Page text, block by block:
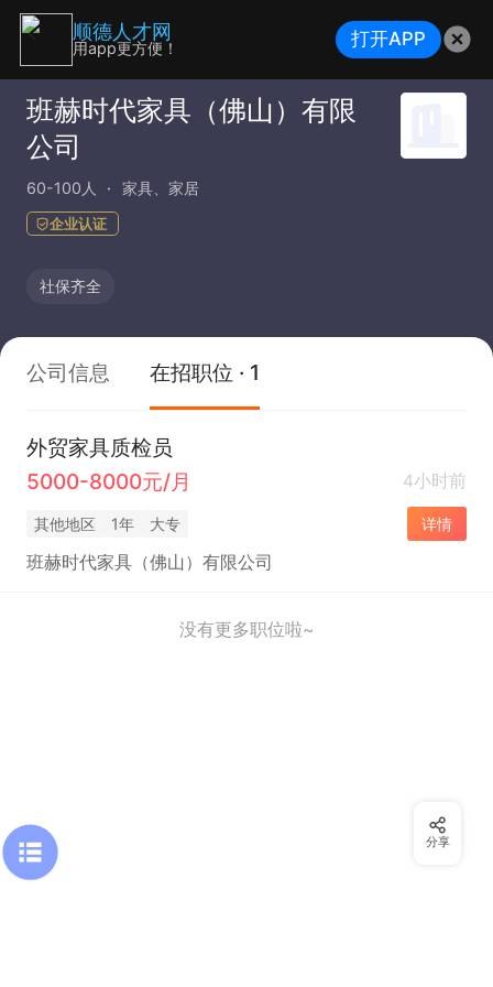
班赫时代家具（佛山）有限
公司
60-100人 家具、家居
企业认证
社保齐全
公司信息 在招职位 · 1
外贸家具质检员
5000-8000元/月
4小时前
其他地区 1年 大专 详情
班赫时代家具（佛山）有限公司
没有更多职位啦~
分享
顺德人才网
用app更方便！ 打开APP